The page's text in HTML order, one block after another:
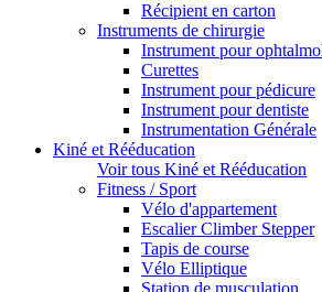
Récipient en carton
Instruments de chirurgie
Instrument pour
Curettes
Instrument pour pédicure
Instrument pour dentiste
Instrumentation Générale
Kiné et Rééducation
Voir tous Kiné et Rééducation
Fitness / Sport
Vélo d'appartement
Escalier Climber Stepper
Tapis de course
Vélo Elliptique
Station de musculation